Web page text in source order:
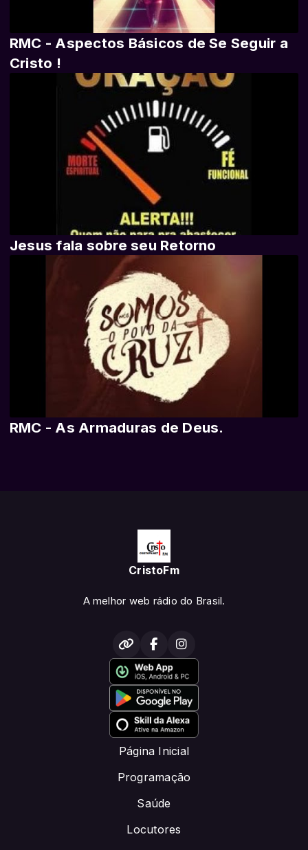
RMC - Aspectos Básicos de Se Seguir a
Cristo !
Jesus fala sobre seu Retorno
RMC - As Armaduras de Deus.
CristoFm
A melhor web rádio do Brasil.
Página Inicial
Programação
Saúde
Locutores